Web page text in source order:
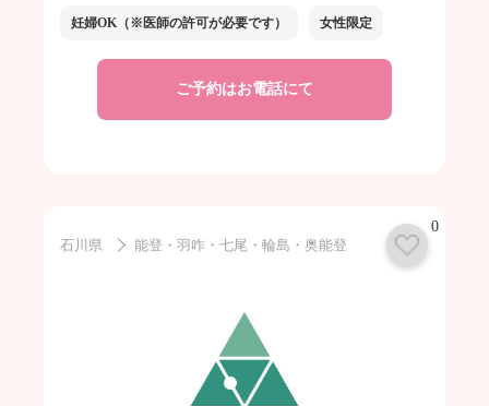
妊婦OK（※医師の許可が必要です） 女性限定
ご予約はお電話にて
0
石川県
能登・羽咋・七尾・輪島・奥能登